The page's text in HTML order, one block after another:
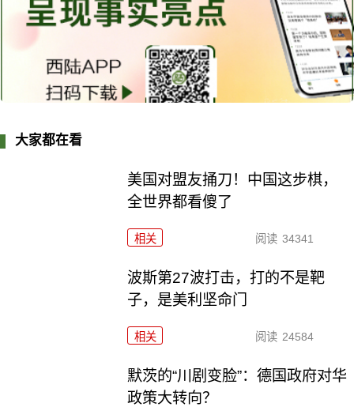
大家都在看
美国对盟友捅刀！中国这步棋，
全世界都看傻了
相关 阅读 34341
波斯第27波打击，打的不是靶
子，是美利坚命门
相关 阅读 24584
默茨的“川剧变脸”：德国政府对华
政策大转向？